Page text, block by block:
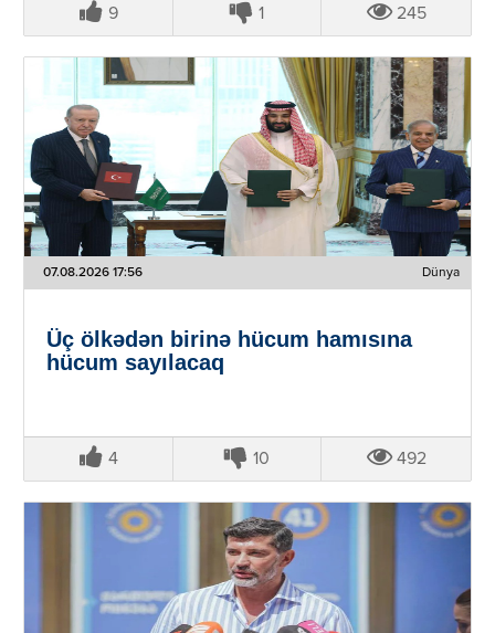
9 1 245
07.08.2026 17:56 Dünya
Üç ölkədən birinə hücum hamısına
hücum sayılacaq
4 10 492